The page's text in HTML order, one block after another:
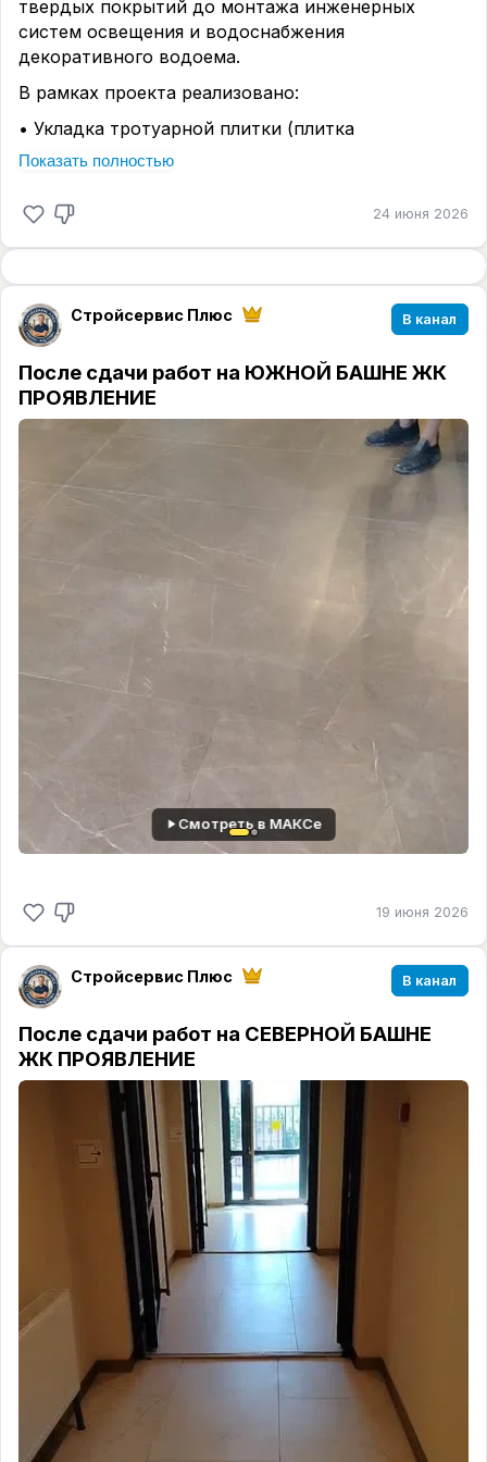
#дизайнпроект
твердых покрытий до монтажа инженерных
систем освещения и водоснабжения
декоративного водоема.
В рамках проекта реализовано:
• Укладка тротуарной плитки (плитка
вибропрессованная, основание — щебеночно-
82.13330.2016).
• Устройство декоративного бассейна с
подводной LED-подсветкой (гидроизоляция
фильтрующего оборудования).
• Строительство летней веранды с камином и
зоной барбекю (металлический каркас,
термостойкая отделка, дымоход из
нержавеющей стали).
• Монтаж архитектурной подсветки по
• Озеленение территории согласно дизайн-
проекту: посадка многолетников, устройство
Все работы выполнены в строгом соответствии с
техническим заданием. Основание под
тротуарную плитку уплотнялось с применением
профессионального виброплитного
в процессе эксплуатации.
Результат реализован на 100% согласно дизайн-
Сравните сами.
. С нами вы всегда в плюсе +
Показать полностью
24 июня 2026
Стройсервис Плюс В канал
После сдачи работ на ЮЖНОЙ БАШНЕ ЖК
ПРОЯВЛЕНИЕ
Смотреть в МАКСе
19 июня 2026
Стройсервис Плюс В канал
После сдачи работ на СЕВЕРНОЙ БАШНЕ
ЖК ПРОЯВЛЕНИЕ